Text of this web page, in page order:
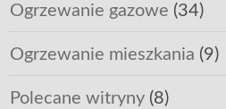
Ogrzewanie gazowe (34)
Ogrzewanie mieszkania (9)
Polecane witryny(8)